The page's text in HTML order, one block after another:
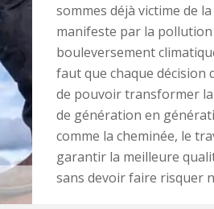
sommes déjà victime de
manifeste par la
bouleversement
faut que chaque décision
de pouvoir transformer
de génération en
comme la cheminée, le
garantir la meilleure
sans devoir faire risquer